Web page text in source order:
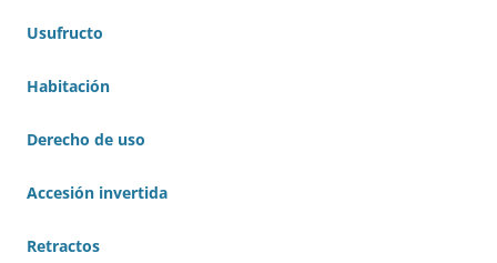
Usufructo
Habitación
Derecho de uso
Accesión invertida
Retractos